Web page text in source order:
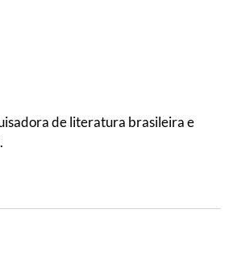
de literatura brasileira e